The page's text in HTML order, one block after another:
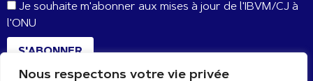
Nous respectons votre vie privée
Je souhaite m'abonner aux mises à jour de l'IBVM/CJ à
l'ONU
S'ABONNER